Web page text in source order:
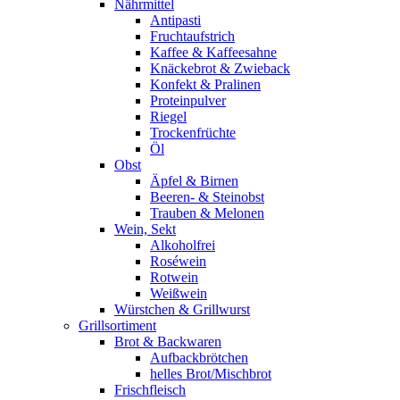
Nährmittel
Antipasti
Fruchtaufstrich
Kaffee & Kaffeesahne
Knäckebrot & Zwieback
Konfekt & Pralinen
Proteinpulver
Riegel
Trockenfrüchte
Öl
Obst
Äpfel & Birnen
Beeren- & Steinobst
Trauben & Melonen
Wein, Sekt
Alkoholfrei
Roséwein
Rotwein
Weißwein
Würstchen & Grillwurst
Grillsortiment
Brot & Backwaren
Aufbackbrötchen
helles Brot/Mischbrot
Frischfleisch